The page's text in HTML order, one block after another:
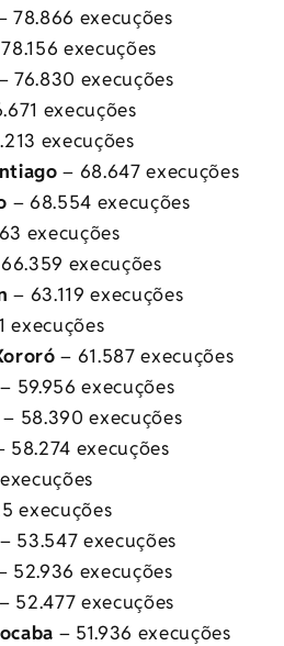
78.866 execuções
execuções
76.830 execuções
execuções
execuções
– 68.647 execuções
– 68.554 execuções
execuções
execuções
– 63.119 execuções
execuções
– 61.587 execuções
– 59.956 execuções
– 58.390 execuções
58.274 execuções
execuções
– 53.547 execuções
52.936 execuções
– 52.477 execuções
– 51.936 execuções